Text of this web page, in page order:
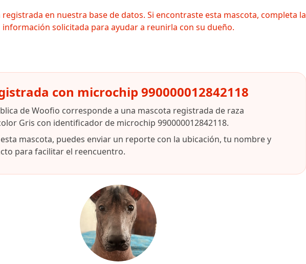
registrada en nuestra base de datos. Si encontraste esta mascota, completa la
información solicitada para ayudar a reunirla con su dueño.
con microchip 990000012842118
de Woofio corresponde a una mascota registrada de raza
Gris con identificador de microchip 990000012842118.
mascota, puedes enviar un reporte con la ubicación, tu nombre y
para facilitar el reencuentro.